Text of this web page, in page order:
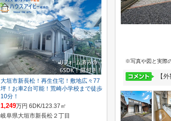
※写真や図と実際
【
大垣市新長松！再生住宅！敷地広々77
坪！お車2台可能！荒崎小学校まで徒歩
10分！
1,249万円 6DK/123.37㎡
岐阜県大垣市新長松２丁目